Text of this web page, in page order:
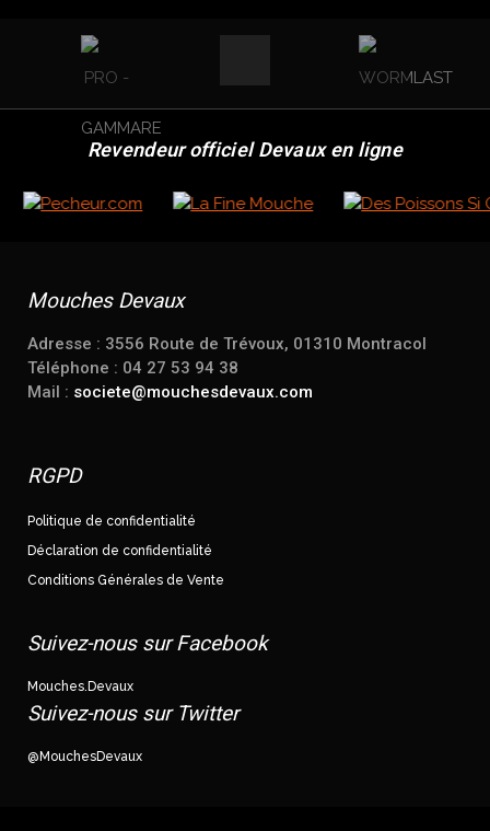
Revendeur officiel Devaux en ligne
Mouches Devaux
Adresse : 3556 Route de Trévoux, 01310 Montracol
Téléphone : 04 27 53 94 38
Mail : societe@mouchesdevaux.com
RGPD
Politique de confidentialité
Déclaration de confidentialité
Conditions Générales de Vente
Suivez-nous sur Facebook
Mouches.Devaux
Suivez-nous sur Twitter
@MouchesDevaux